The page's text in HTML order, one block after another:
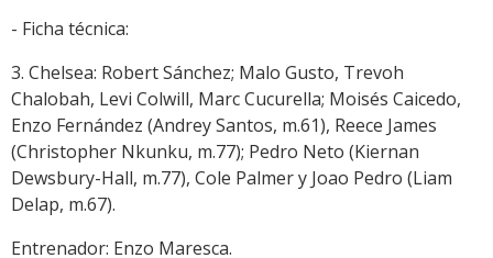
- Ficha técnica:
3. Chelsea: Robert Sánchez; Malo Gusto, Trevoh
Chalobah, Levi Colwill, Marc Cucurella; Moisés Caicedo,
Enzo Fernández (Andrey Santos, m.61), Reece James
(Christopher Nkunku, m.77); Pedro Neto (Kiernan
Dewsbury-Hall, m.77), Cole Palmer y Joao Pedro (Liam
Delap, m.67).
Entrenador: Enzo Maresca.